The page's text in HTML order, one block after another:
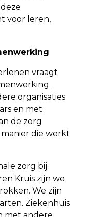
voor leren,
vraagt
organisaties
en met
de zorg
die werkt
zorg bij
Kruis zijn we
We zijn
Ziekenhuis
met andere